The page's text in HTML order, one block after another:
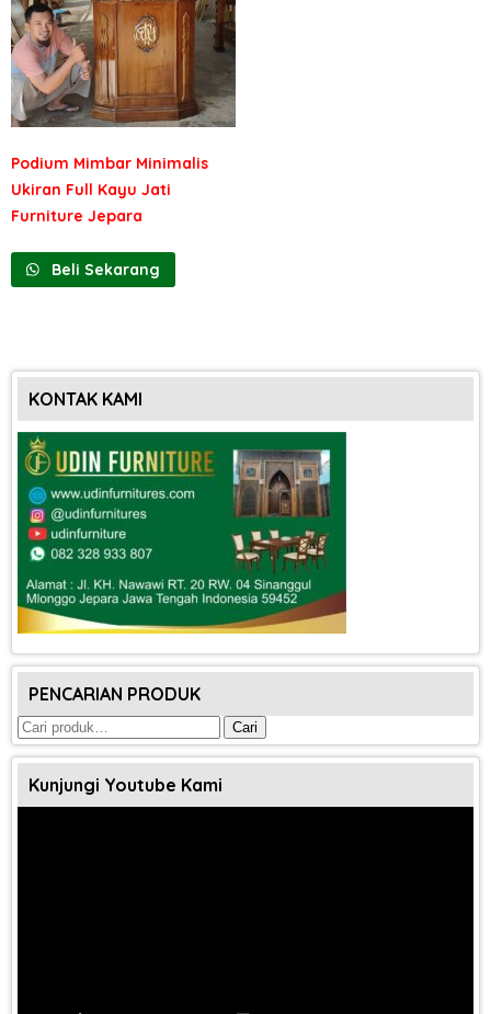
Podium Mimbar Minimalis
Ukiran Full Kayu Jati
Furniture Jepara
Beli Sekarang
KONTAK KAMI
PENCARIAN PRODUK
Pencarian
untuk:
Cari
Kunjungi Youtube Kami